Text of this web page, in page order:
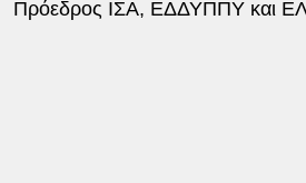
Πρόεδρος ΙΣΑ, ΕΔΔΥΠΠΥ και